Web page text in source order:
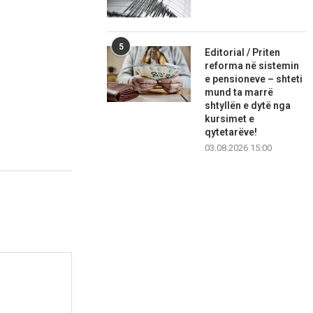
5
Editorial / Priten
reforma në sistemin
e pensioneve – shteti
mund ta marrë
shtyllën e dytë nga
kursimet e
qytetarëve!
03.08.2026 15:00